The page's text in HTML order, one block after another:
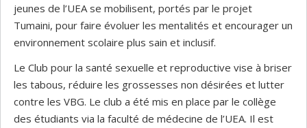
jeunes de l’UEA se mobilisent, portés par le projet
Tumaini, pour faire évoluer les mentalités et encourager un
environnement scolaire plus sain et inclusif.
Le Club pour la santé sexuelle et reproductive vise à briser
les tabous, réduire les grossesses non désirées et lutter
contre les VBG. Le club a été mis en place par le collège
des étudiants via la faculté de médecine de l’UEA. Il est